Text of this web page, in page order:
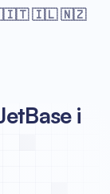
🇮🇱 🇳🇿
i